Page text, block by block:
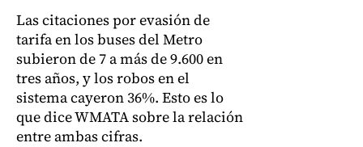
Las citaciones por evasión de
tarifa en los buses del Metro
subieron de 7 a más de 9.600 en
tres años, y los robos en el
sistema cayeron 36%. Esto es lo
que dice WMATA sobre la relación
entre ambas cifras.